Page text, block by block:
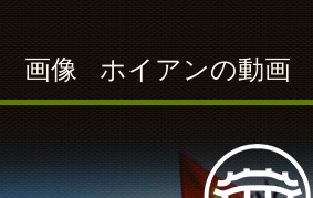
画像 ホイアンの動画